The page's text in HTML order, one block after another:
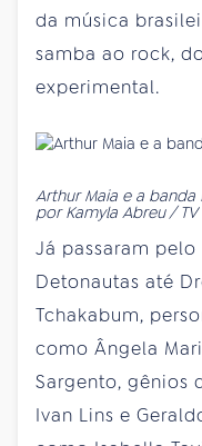
da música
samba ao rock,
experimental.
Arthur Maia e a banda
por Kamyla Abreu / TV
Já passaram
Detonautas até
Tchakabum,
como Ângela
Sargento, gênios
Ivan Lins e